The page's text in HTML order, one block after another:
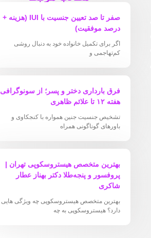
صفر تا صد تعیین جنسیت با IUI (هزینه +
درصد موفقیت)
اگر برای تکمیل خانواده خود به دنبال روشی
کم‌تهاجمی و
فرق بارداری دختر و پسر؛ از سونوگرافی
هفته ۱۲ تا علائم ظاهری
تشخیص جنسیت جنین همواره با کنجکاوی و
باورهای گوناگونی همراه
بهترین متخصص هیستروسکوپی تهران |
پروفسور و پنجه‌طلا دکتر بهناز عطار
شاکری
بهترین متخصص هیستروسکوپی چه ویژگی هایی
دارد؟ هیستروسکوپی به چه